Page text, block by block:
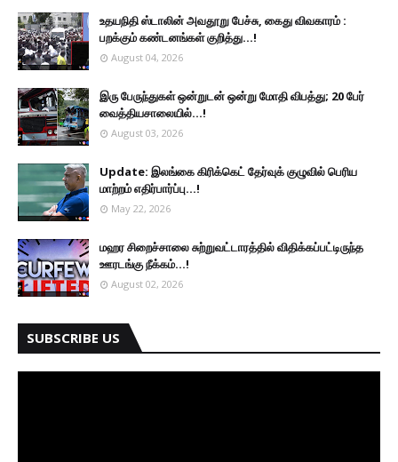
உதயநிதி ஸ்டாலின் அவதூறு பேச்சு, கைது விவகாரம் :
பறக்கும் கண்டனங்கள் குறித்து...!
August 04, 2026
இரு ப‍ேருந்துகள் ஒன்றுடன் ஒன்று மோதி விபத்து; 20 பேர்
வைத்தியசாலையில்...!
August 03, 2026
Update: இலங்கை கிரிக்கெட் தேர்வுக் குழுவில் பெரிய
மாற்றம் எதிர்பார்ப்பு...!
May 22, 2026
மஹர சிறைச்சாலை சுற்றுவட்டாரத்தில் விதிக்கப்பட்டிருந்த
ஊரடங்கு நீக்கம்...!
August 02, 2026
SUBSCRIBE US